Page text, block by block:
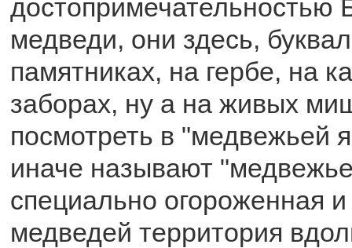
достопримечательностью
медведи, они здесь,
памятниках, на гербе, на
заборах, ну а на живых
посмотреть в "медвежьей
иначе называют
специально огороженная
медведей территория